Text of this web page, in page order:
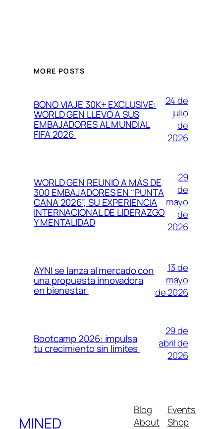
MORE POSTS
BONO VIAJE 30K+ EXCLUSIVE:
WORLD GEN LLEVÓ A SUS
EMBAJADORES AL MUNDIAL
FIFA 2026
24 de
julio
de
2026
WORLD GEN REUNIÓ A MÁS DE
300 EMBAJADORES EN “PUNTA
CANA 2026”, SU EXPERIENCIA
INTERNACIONAL DE LIDERAZGO
Y MENTALIDAD
29
de
mayo
de
2026
AYNI se lanza al mercado con
una propuesta innovadora
en bienestar
13 de
mayo
de 2026
Bootcamp 2026: impulsa
tu crecimiento sin límites
29 de
abril de
2026
MINED
Blog
About
Events
Shop